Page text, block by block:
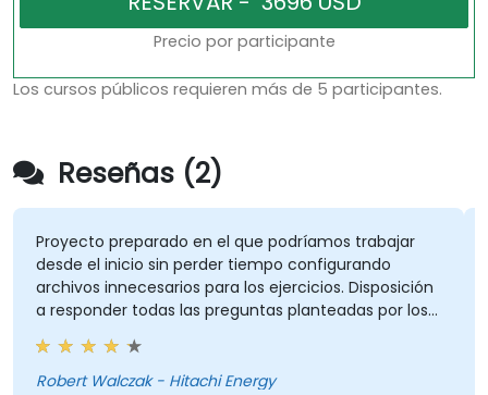
Precio por participante
Los cursos públicos requieren más de 5 participantes.
Reseñas (2)
Proyecto preparado en el que podríamos trabajar
desde el inicio sin perder tiempo configurando
archivos innecesarios para los ejercicios. Disposición
a responder todas las preguntas planteadas por los
participantes.
Robert Walczak - Hitachi Energy